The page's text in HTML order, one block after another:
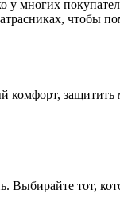
у многих
чтобы
защитить
Выбирайте тот,